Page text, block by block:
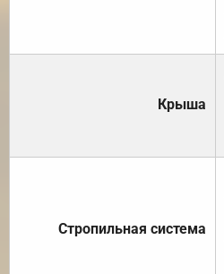
Крыша
Стропильная система